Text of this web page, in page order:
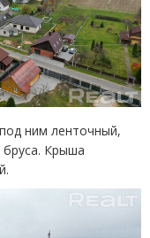
ним ленточный,
Крыша